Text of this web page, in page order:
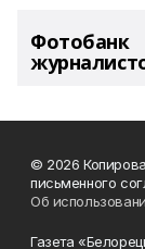
Фотобанк
© 2026
письменного
Об
Газета